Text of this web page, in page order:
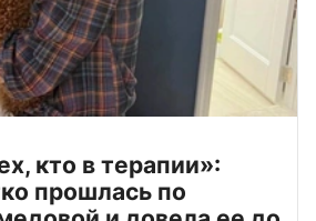
кто в терапии»:
прошлась по